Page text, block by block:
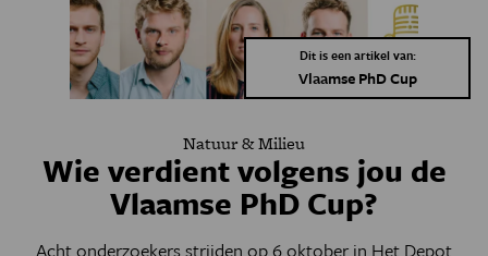
Dit is een artikel van:
Vlaamse PhD Cup
Natuur & Milieu
Wie verdient volgens jou de
Vlaamse PhD Cup?
Acht onderzoekers strijden op 6 oktober in Het Depot